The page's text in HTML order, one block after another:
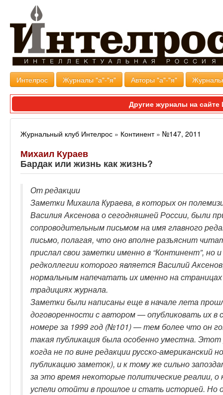
Интелрос Журналы "а"-"я" Авторы "а"-"я"
Другие журналы на
Журнальный клуб Интелрос » Континент» №147, 2011
Михаил Кураев
Бардак или жизнь как жизнь?
От редакции
Заметки Михаила Кураева, в которых он
Василия Аксенова о сегодняшней России, были
сопроводительным письмом на имя главного
письмо, полагая, что оно вполне разъяснит
прислал свои заметки именно в “Континент”, но
редколлегии которого является Василий
нормальным напечатать их именно на
традициях журнала.
Заметки были написаны еще в начале лета
договоренности с автором—опубликовать их
номере за 1999 год (№101)—тем более что он
такая публикация была особенно уместна.
когда не по вине редакции русско-американский
публикацию заметок), и к тому же сильно
за это время некоторые политические реалии,
успели отойти в прошлое и стать историей. Но